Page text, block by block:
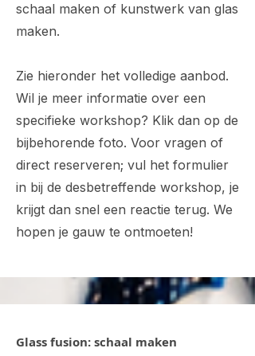
schaal maken of kunstwerk van glas
maken.
Zie hieronder het volledige aanbod.
Wil je meer informatie over een
specifieke workshop? Klik dan op de
bijbehorende foto. Voor vragen of
direct reserveren; vul het formulier
in bij de desbetreffende workshop, je
krijgt dan snel een reactie terug. We
hopen je gauw te ontmoeten!
Glass fusion: schaal maken